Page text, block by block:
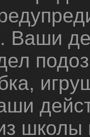
Ваши
школы